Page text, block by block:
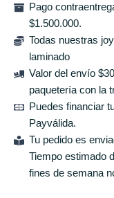
Pago
$1.500.000.
Todas nuestras
laminado
Valor del envío
paquetería con la
Puedes financiar
Payválida.
Tu pedido es
Tiempo estimado
fines de semana